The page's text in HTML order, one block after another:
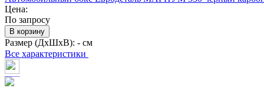
Цена:
По запросу
В корзину
Размер (ДхШхВ): - см
Все характеристики